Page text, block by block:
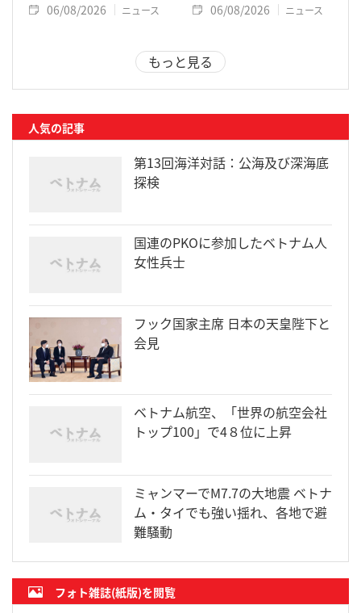
06/08/2026 ニュース 06/08/2026 ニュース
もっと見る
人気の記事
第13回海洋対話：公海及び深海底
探検
国連のPKOに参加したベトナム人
女性兵士
フック国家主席 日本の天皇陛下と
会見
ベトナム航空、「世界の航空会社
トップ100」で4８位に上昇
ミャンマーでM7.7の大地震 ベトナ
ム・タイでも強い揺れ、各地で避
難騒動
フォト雑誌(紙版)を閲覧